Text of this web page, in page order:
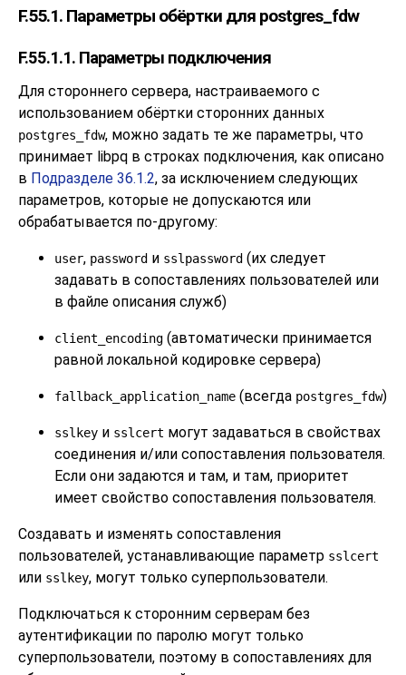
F.55.1. Параметры обёртки для postgres_fdw
F.55.1.1. Параметры подключения
Для стороннего сервера, настраиваемого с
использованием обёртки сторонних данных
postgres_fdw, можно задать те же параметры, что
принимает libpq в строках подключения, как описано
в Подразделе 36.1.2, за исключением следующих
параметров, которые не допускаются или
обрабатывается по-другому:
user, password и sslpassword (их следует
задавать в сопоставлениях пользователей или
в файле описания служб)
client_encoding (автоматически принимается
равной локальной кодировке сервера)
fallback_application_name (всегда postgres_fdw)
sslkey и sslcert могут задаваться в свойствах
соединения и/или сопоставления пользователя.
Если они задаются и там, и там, приоритет
имеет свойство сопоставления пользователя.
Создавать и изменять сопоставления
пользователей, устанавливающие параметр sslcert
или sslkey, могут только суперпользователи.
Подключаться к сторонним серверам без
аутентификации по паролю могут только
суперпользователи, поэтому в сопоставлениях для